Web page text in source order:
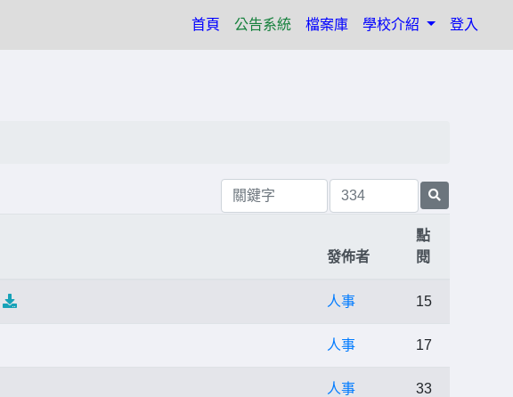
首頁 (current)
公告系統 檔案庫 學校介紹 登入
發佈者
點
閱
人事 15
人事 17
人事 33